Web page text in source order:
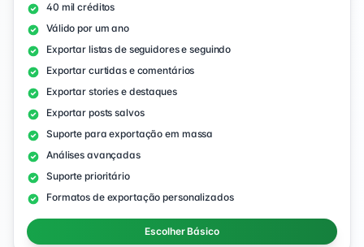
40 mil créditos
Válido por um ano
Exportar listas de seguidores e seguindo
Exportar curtidas e comentários
Exportar stories e destaques
Exportar posts salvos
Suporte para exportação em massa
Análises avançadas
Suporte prioritário
Formatos de exportação personalizados
Escolher Básico